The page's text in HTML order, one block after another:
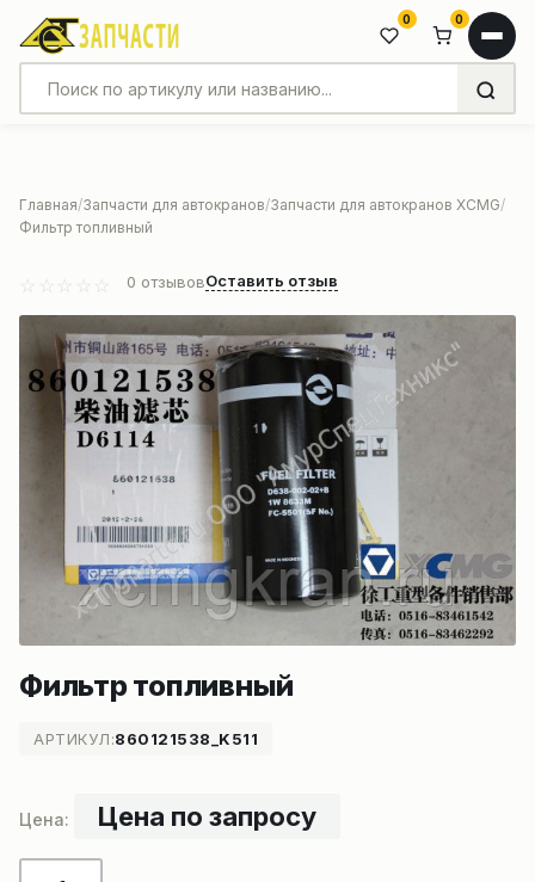
0 0
Главная Запчасти для автокранов Запчасти для автокранов XCMG
Фильтр топливный
0 отзывовОставить отзыв
Фильтр топливный
АРТИКУЛ:860121538_K511
Цена по запросу